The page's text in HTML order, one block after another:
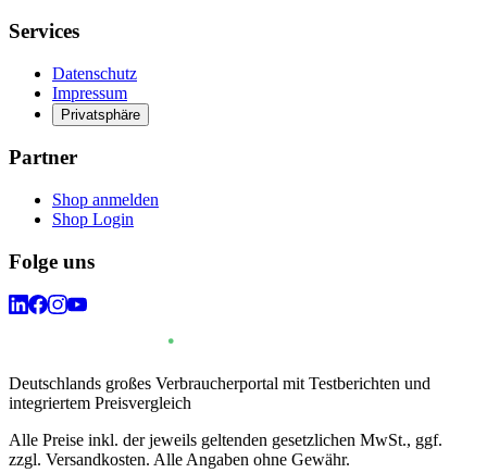
Services
Datenschutz
Impressum
Privatsphäre
Partner
Shop anmelden
Shop Login
Folge uns
Deutschlands großes Verbraucherportal mit Testberichten und
integriertem Preisvergleich
Alle Preise inkl. der jeweils geltenden gesetzlichen MwSt., ggf.
zzgl. Versandkosten. Alle Angaben ohne Gewähr.